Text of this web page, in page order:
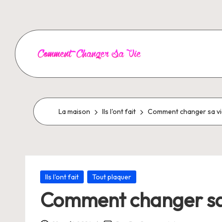
contenu
C
o
m
e
n
t
La maison Ils l'ont fait Comment changer sa
Posté
Ils l'ont fait Tout plaquer
Comment changer